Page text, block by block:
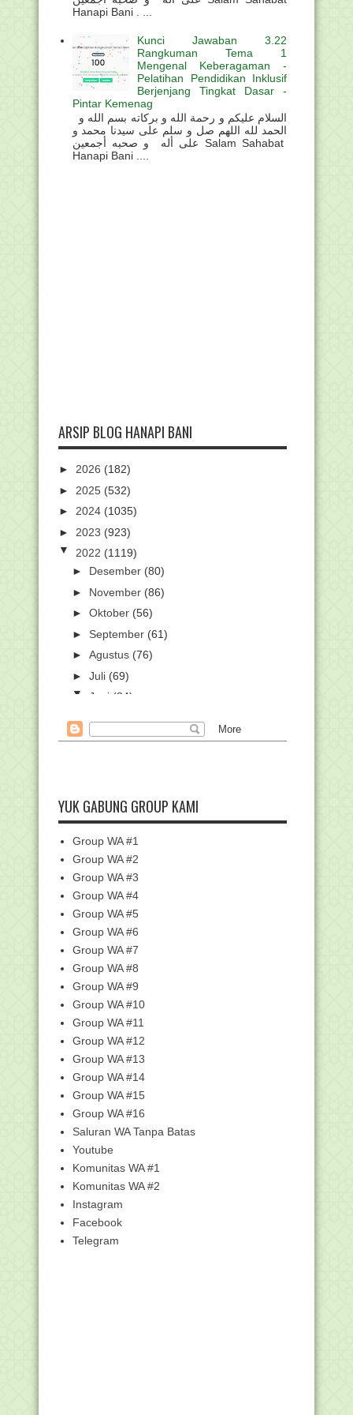
Hanapi Bani . ...
Kunci Jawaban 3.22
Rangkuman Tema 1
Mengenal Keberagaman -
Pelatihan Pendidikan Inklusif
Berjenjang Tingkat Dasar -
Pintar Kemenag
الحمد لله اللهم صل و سلم على سيدنا محمد و
على أله و صحبه أجمعين Salam Sahabat
Hanapi Bani ....
ARSIP BLOG HANAPI BANI
► 2026 (182)
► 2025 (532)
► 2024 (1035)
► 2023 (923)
▼ 2022 (1119)
► Desember (80)
► November (86)
► Oktober (56)
► September (61)
► Agustus (76)
► Juli (69)
▼
Juni (84)
Panduan Verifikasi Dan Validasi Nomor
PPG PAI Tahun 2022, Kemenag
Kembali Kerjasama deng...
Surat Edaran Direktur Jenderal
Pendidikan Islam Te...
SE Menag No 10/2022 Tentang
Panduan Penyelenggaraa...
Kemenag Verifikasi Data Tunjangan
Profesi Guru
Tanya Jawab (FAQ) Program PIP
Mandiri - Kemenag
Persiapan Penyaluran Dana BOS Tahap
II TA. 2022
Pengumuman Hasil Seleksi Akademik
PPG Dalam Jabata...
Penjelasan tentang Blangko Ijazah
Madrasah
Juknis Tunjangan Insentif GBPNS Pada
RA dan Madras...
Mekanisme Perbaikan Data Referensi
Siswa di Verval...
Verifikasi dan Validasi Data Siswa Calon
Edaran Pemutakhiran Data Emis
YUK GABUNG GROUP KAMI
Group WA #1
Group WA #2
Group WA #3
Group WA #4
Group WA #5
Group WA #6
Group WA #7
Group WA #8
Group WA #9
Group WA #10
Group WA #11
Group WA #12
Group WA #13
Group WA #14
Group WA #15
Group WA #16
Saluran WA Tanpa Batas
Youtube
Komunitas WA #1
Komunitas WA #2
Instagram
Facebook
Telegram